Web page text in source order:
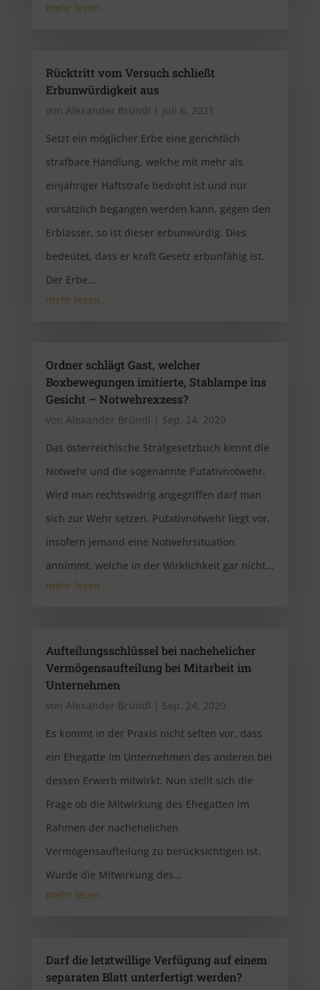
mehr lesen…
Rücktritt vom Versuch schließt
Erbunwürdigkeit aus
von Alexander Bründl Juli 6, 2021
Setzt ein möglicher Erbe eine gerichtlich
strafbare Handlung, welche mit mehr als
einjähriger Haftstrafe bedroht ist und nur
vorsätzlich begangen werden kann, gegen den
Erblasser, so ist dieser erbunwürdig. Dies
bedeutet, dass er kraft Gesetz erbunfähig ist.
Der Erbe…
mehr lesen…
Ordner schlägt Gast, welcher
Boxbewegungen imitierte, Stablampe ins
Gesicht – Notwehrexzess?
von Alexander Bründl Sep. 24, 2020
Das österreichische Strafgesetzbuch kennt die
Notwehr und die sogenannte Putativnotwehr.
Wird man rechtswidrig angegriffen darf man
sich zur Wehr setzen. Putativnotwehr liegt vor,
insofern jemand eine Notwehrsituation
annimmt, welche in der Wirklichkeit gar nicht…
mehr lesen…
Aufteilungsschlüssel bei nachehelicher
Vermögensaufteilung bei Mitarbeit im
Unternehmen
von Alexander Bründl Sep. 24, 2020
Es kommt in der Praxis nicht selten vor, dass
ein Ehegatte im Unternehmen des anderen bei
dessen Erwerb mitwirkt. Nun stellt sich die
Frage ob die Mitwirkung des Ehegatten im
Rahmen der nachehelichen
Vermögensaufteilung zu berücksichtigen ist.
Wurde die Mitwirkung des…
mehr lesen…
Darf die letztwillige Verfügung auf einem
separaten Blatt unterfertigt werden?